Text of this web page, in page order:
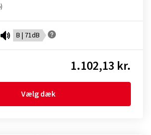
B | 71dB
1.102,13 kr.
Vælg dæk